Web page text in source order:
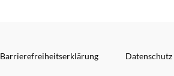
Barrierefreiheitserklärung Datenschutz